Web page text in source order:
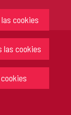
cookies
las cookies
una